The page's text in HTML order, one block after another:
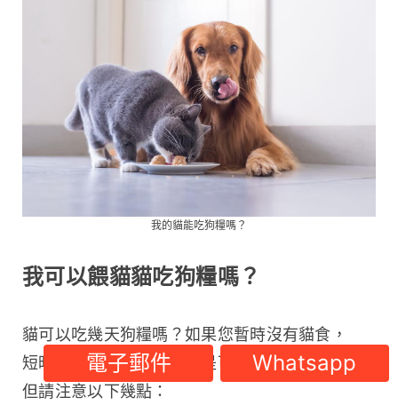
我的貓能吃狗糧嗎？
我可以餵貓貓吃狗糧嗎？
貓可以吃幾天狗糧嗎？如果您暫時沒有貓食，
短時間內少量餵飼貓狗糧是可以的，
但請注意以下幾點：
電子郵件 Whatsapp